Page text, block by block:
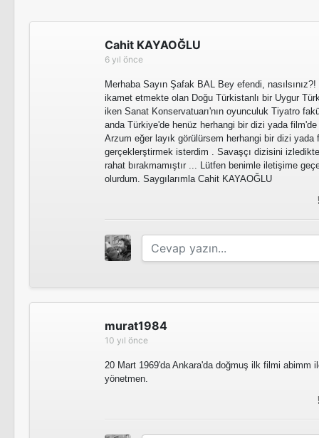
Tv Dizisi
Çemberimde Gül Oya
Tv Dizisi
Mustafa Hakkında Herşey
Sinema Filmi
Tv Dizisi
Cahit KAYAOĞLU
6 yıl önce
Merhaba Sayın Şafak BAL Bey efendi,
ikamet etmekte olan Doğu Türkistanlı bir Uygur
iken Sanat Konservatuarı'nın oyunculuk Tiyatro
anda Türkiye'de henüz herhangi bir dizi yada film'de
Arzum eğer layık görülürsem herhangi bir dizi yada
gerçeklerştirmek isterdim . Savaşçı dizisini
rahat bırakmamıştır ... Lütfen benimle iletişime
olurdum. Saygılarımla Cahit KAYAOĞLU
murat1984
10 yıl önce
20 Mart 1969'da Ankara'da doğmuş ilk filmi abimm
yönetmen.